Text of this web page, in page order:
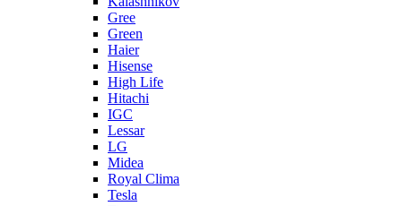
Gree
Grеen
Haier
Hisense
High Life
Hitachi
IGC
Lessar
LG
Midea
Royal Clima
Tesla